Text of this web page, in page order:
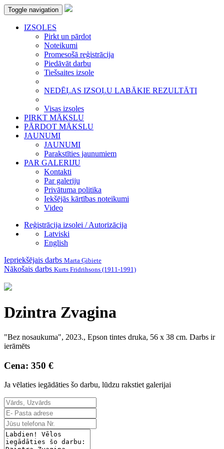
Toggle navigation
IZSOLES
Pirkt un pārdot
Noteikumi
Promesošā reģistrācija
Piedāvāt darbu
Tiešsaites izsole
NEDĒĻAS IZSOĻU LABĀKIE REZULTĀTI
Visas izsoles
PIRKT MĀKSLU
PĀRDOT MĀKSLU
JAUNUMI
JAUNUMI
Parakstīties jaunumiem
PAR GALERIJU
Kontakti
Par galeriju
Privātuma politika
Iekšējās kārtības noteikumi
Video
Reģistrācija izsolei / Autorizācija
Latviski
English
Iepriekšējais darbs Marta Ģibiete
Nākošais darbs Kurts Fridrihsons (1911-1991)
Dzintra Zvagina
"Bez nosaukuma", 2023., Epson tintes druka, 56 x 38 cm. Darbs ir
ierāmēts
Cena: 350 €
Ja vēlaties iegādāties šo darbu, lūdzu rakstiet galerijai